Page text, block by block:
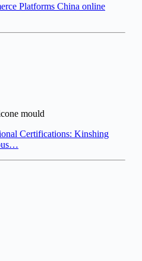
Platforms China online
mould
Certifications: Kinshing